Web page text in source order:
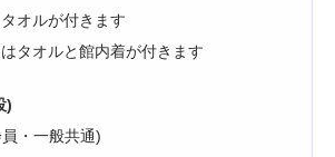
オルが付きます
タオルと館内着が付きます
)
・一般共通)